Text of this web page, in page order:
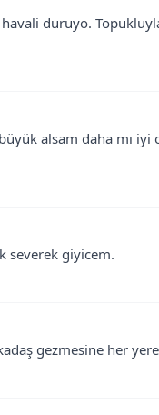
duruyo.
alsam daha mı
severek giyicem.
gezmesine her